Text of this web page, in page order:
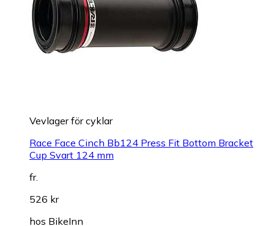
Vevlager för cyklar
Race Face Cinch Bb124 Press Fit Bottom Bracket
Cup Svart 124 mm
fr.
526 kr
hos BikeInn